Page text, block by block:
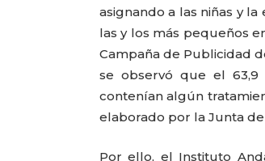
asignando a las niñas y
las y los más pequeños
Campaña de Publicidad
se observó que el 63,9
contenían algún
elaborado por la Junta
Por ello, el Instituto